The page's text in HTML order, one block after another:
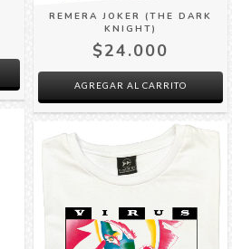
REMERA JOKER (THE DARK
KNIGHT)
$24.000
AGREGAR AL CARRITO